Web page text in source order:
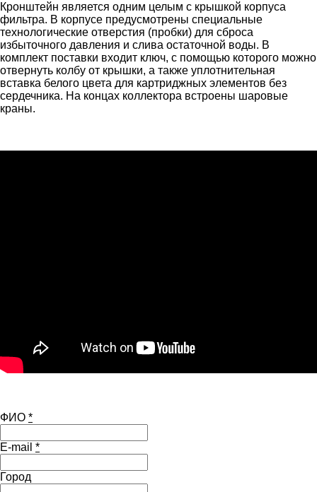
Кронштейн является одним целым с крышкой корпуса
фильтра. В корпусе предусмотрены специальные
технологические отверстия (пробки) для сброса
избыточного давления и слива остаточной воды. В
комплект поставки входит ключ, с помощью которого можно
отвернуть колбу от крышки, а также уплотнительная
вставка белого цвета для картриджных элементов без
сердечника. На концах коллектора встроены шаровые
краны.
ФИО *
E-mail *
Город